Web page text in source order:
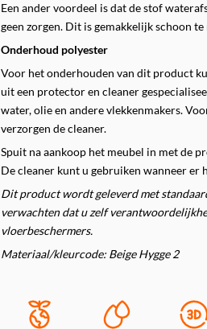
Een ander voordeel is dat de stof
geen zorgen. Dit is gemakkelijk schoon
Onderhoud polyester
Voor het onderhouden van dit product
uit een protector en cleaner
water, olie en andere vlekkenmakers.
verzorgen de cleaner.
Spuit na aankoop het meubel in met de
De cleaner kunt u gebruiken wanneer er
Dit product wordt geleverd met
verwachten dat u zelf
vloerbeschermers.
Materiaal/kleurcode: BeigeHygge 2